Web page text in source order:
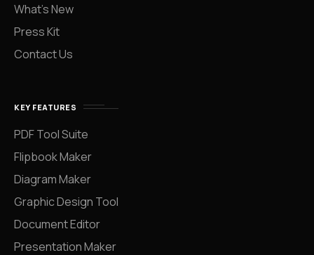
What’s New
Press Kit
Contact Us
KEY FEATURES
PDF Tool Suite
Flipbook Maker
Diagram Maker
Graphic Design Tool
Document Editor
Presentation Maker